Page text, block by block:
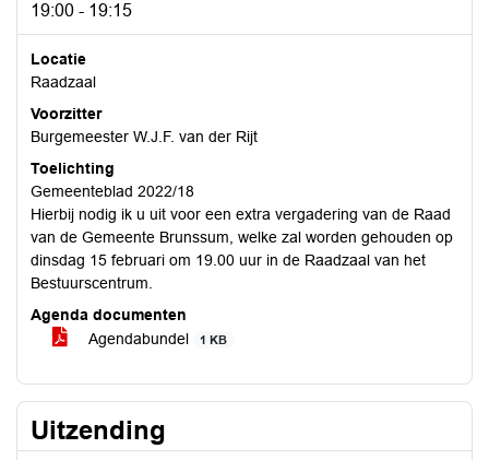
19:00 - 19:15
Locatie
Raadzaal
Voorzitter
Burgemeester W.J.F. van der Rijt
Toelichting
Gemeenteblad 2022/18
Hierbij nodig ik u uit voor een extra vergadering van de Raad
van de Gemeente Brunssum, welke zal worden gehouden op
dinsdag 15 februari om 19.00 uur in de Raadzaal van het
Bestuurscentrum.
Agenda documenten
Agendabundel
1 KB
Uitzending